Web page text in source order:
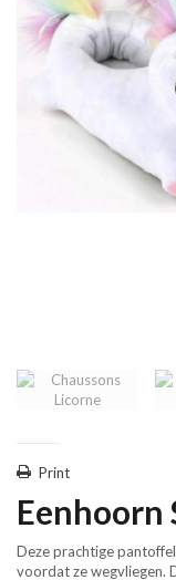
Print
Eenhoorn
Deze prachtige
voordat ze wegvliegen.